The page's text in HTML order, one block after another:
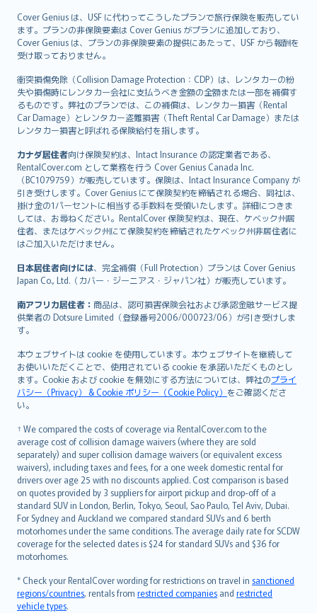
Cover Genius は、USF に代わってこうしたプランで旅行保険を販売してい
ます。プランの非保険要素は Cover Genius がプランに追加しており、
Cover Genius は、プランの非保険要素の提供にあたって、USF から報酬を
受け取っておりません。
衝突損傷免除（Collision Damage Protection：CDP）は、レンタカーの紛
失や損傷時にレンタカー会社に支払うべき金額の全額または一部を補償す
るものです。弊社のプランでは、この補償は、レンタカー損害（Rental
Car Damage）とレンタカー盗難損害（Theft Rental Car Damage）または
レンタカー損害と呼ばれる保険給付を指します。
カナダ居住者向け保険契約は、Intact Insurance の認定業者である、
RentalCover.com として業務を行う Cover Genius Canada Inc.
（BC1079759）が販売しています。保険は、Intact Insurance Company が
引き受けします。Cover Genius にて保険契約を締結される場合、同社は、
掛け金の1パーセントに相当する手数料を受領いたします。詳細につきま
しては、お尋ねください。RentalCover 保険契約は、現在、ケベック州居
住者、またはケベック州にて保険契約を締結されたケベック州非居住者に
はご加入いただけません。
日本居住者向けには、完全補償（Full Protection）プランは Cover Genius
Japan Co., Ltd.（カバー・ジーニアス・ジャパン社）が販売しています。
南アフリカ居住者： 商品は、認可損害保険会社および承認金融サービス提
供業者の Dotsure Limited（登録番号2006/000723/06）が引き受けしま
す。
本ウェブサイトは cookie を使用しています。本ウェブサイトを継続して
お使いいただくことで、使用されている cookie を承諾いただくものとし
ます。Cookie および cookie を無効にする方法については、弊社のプライ
バシー（Privacy） & Cookie ポリシー（Cookie Policy） をご確認くださ
い。
† We compared the costs of coverage via RentalCover.com to the
average cost of collision damage waivers (where they are sold
separately) and super collision damage waivers (or equivalent excess
waivers), including taxes and fees, for a one week domestic rental for
drivers over age 25 with no discounts applied. Cost comparison is based
on quotes provided by 3 suppliers for airport pickup and drop-off of a
standard SUV in London, Berlin, Tokyo, Seoul, Sao Paulo, Tel Aviv, Dubai.
For Sydney and Auckland we compared standard SUVs and 6 berth
motorhomes under the same conditions. The average daily rate for SCDW
coverage for the selected dates is $24 for standard SUVs and $36 for
motorhomes.
* Check your RentalCover wording for restrictions on travel in sanctioned
regions/countries, rentals from restricted companies and restricted
vehicle types.